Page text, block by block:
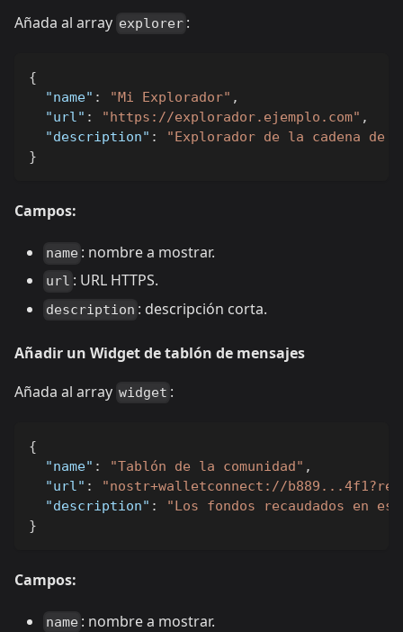
Añada al array explorer :
{
"name" : "Mi Explorador" ,
"url" : "https://explorador.ejemplo.com" ,
"description" :
"Explorador de la cadena de
}
Campos:
name : nombre a mostrar.
url : URL HTTPS.
description : descripción corta.
Añadir un Widget de tablón de mensajes
Añada al array widget :
{
"name" : "Tablón de la comunidad" ,
"url" :
"nostr+walletconnect://
"description" :
"Los fondos recaudados en
}
Campos:
name : nombre a mostrar.